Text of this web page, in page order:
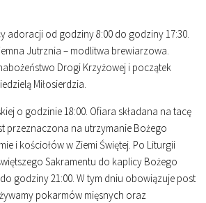
adoracji od godziny8:00 do godziny17:30.
Jutrznia – modlitwa brewiarzowa.
Drogi Krzyżowej i początek
Miłosierdzia.
o godzinie18:00. Ofiara składana na tacę
przeznaczona na utrzymanie Bożego
i kościołów w Ziemi Świętej. Po Liturgii
Sakramentu do kaplicy Bożego
godziny21:00. W tym dniu obowiązuje post
pokarmów mięsnych oraz